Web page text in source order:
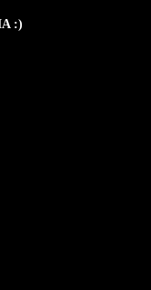
:)